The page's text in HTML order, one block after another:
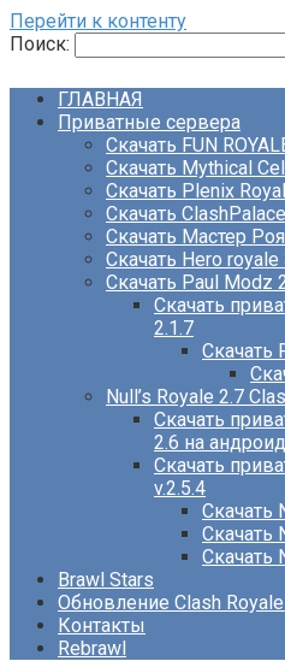
Перейти к контенту
Поиск:
ГЛАВНАЯ
Приватные сервера
Скачать FUN
Скачать Mythical
Скачать Plenix
Скачать
Скачать Мастер
Скачать Hero royale
Скачать Paul Modz
Скачать
2.1.7
Скачать
Null’s Royale 2.7
Скачать
2.6 на
Скачать
v.2.5.4
Скачать
Скачать
Скачать
Brawl Stars
Обновление Clash Royale
Контакты
Rebrawl